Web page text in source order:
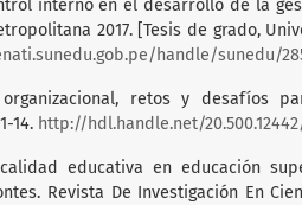
interno en el desarrollo de la
2017. [Tesis de grado,
handle/sunedu/
retos y desafíos
14. http://hdl.handle.net/
educativa en educación
Revista De Investigación En